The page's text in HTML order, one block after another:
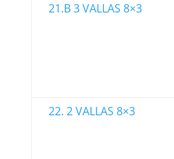
21.B 3 VALLAS 8×3
22. 2 VALLAS 8×3